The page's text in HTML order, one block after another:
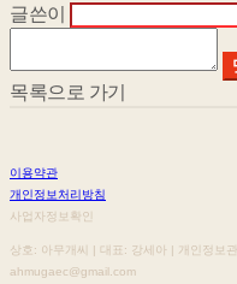
글쓴이
목록으로 가기
이용약관
개인정보처리방침
사업자정보확인
상호: 아무개씨 | 대표: 강세아 | 개인정보
ahmugaec@gmail.com